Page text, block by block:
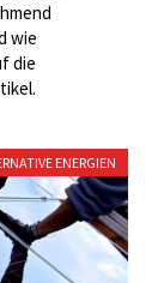
wie
die
ENERGIEN